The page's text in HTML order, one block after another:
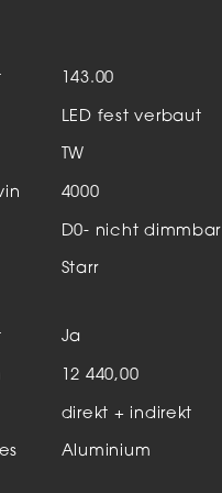
143.00
LED fest verbaut
TW
4000
D0- nicht dimmbar
Starr
Ja
12 440,00
direkt + indirekt
Aluminium